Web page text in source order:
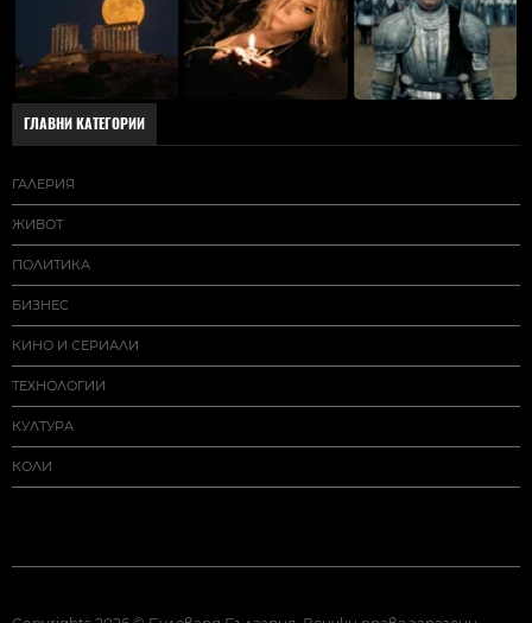
ГЛАВНИ КАТЕГОРИИ
ГАЛЕРИЯ
ЖИВОТ
ПОЛИТИКА
БИЗНЕС
КИНО И СЕРИАЛИ
ТЕХНОЛОГИИ
КУЛТУРА
КОЛИ